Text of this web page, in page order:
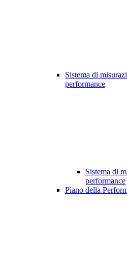
Sistema di
performance
Sistema di
performance
Piano della